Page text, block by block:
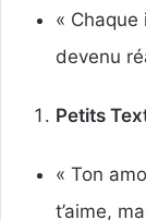
«
devenu
Petits
« Ton
t’aime,